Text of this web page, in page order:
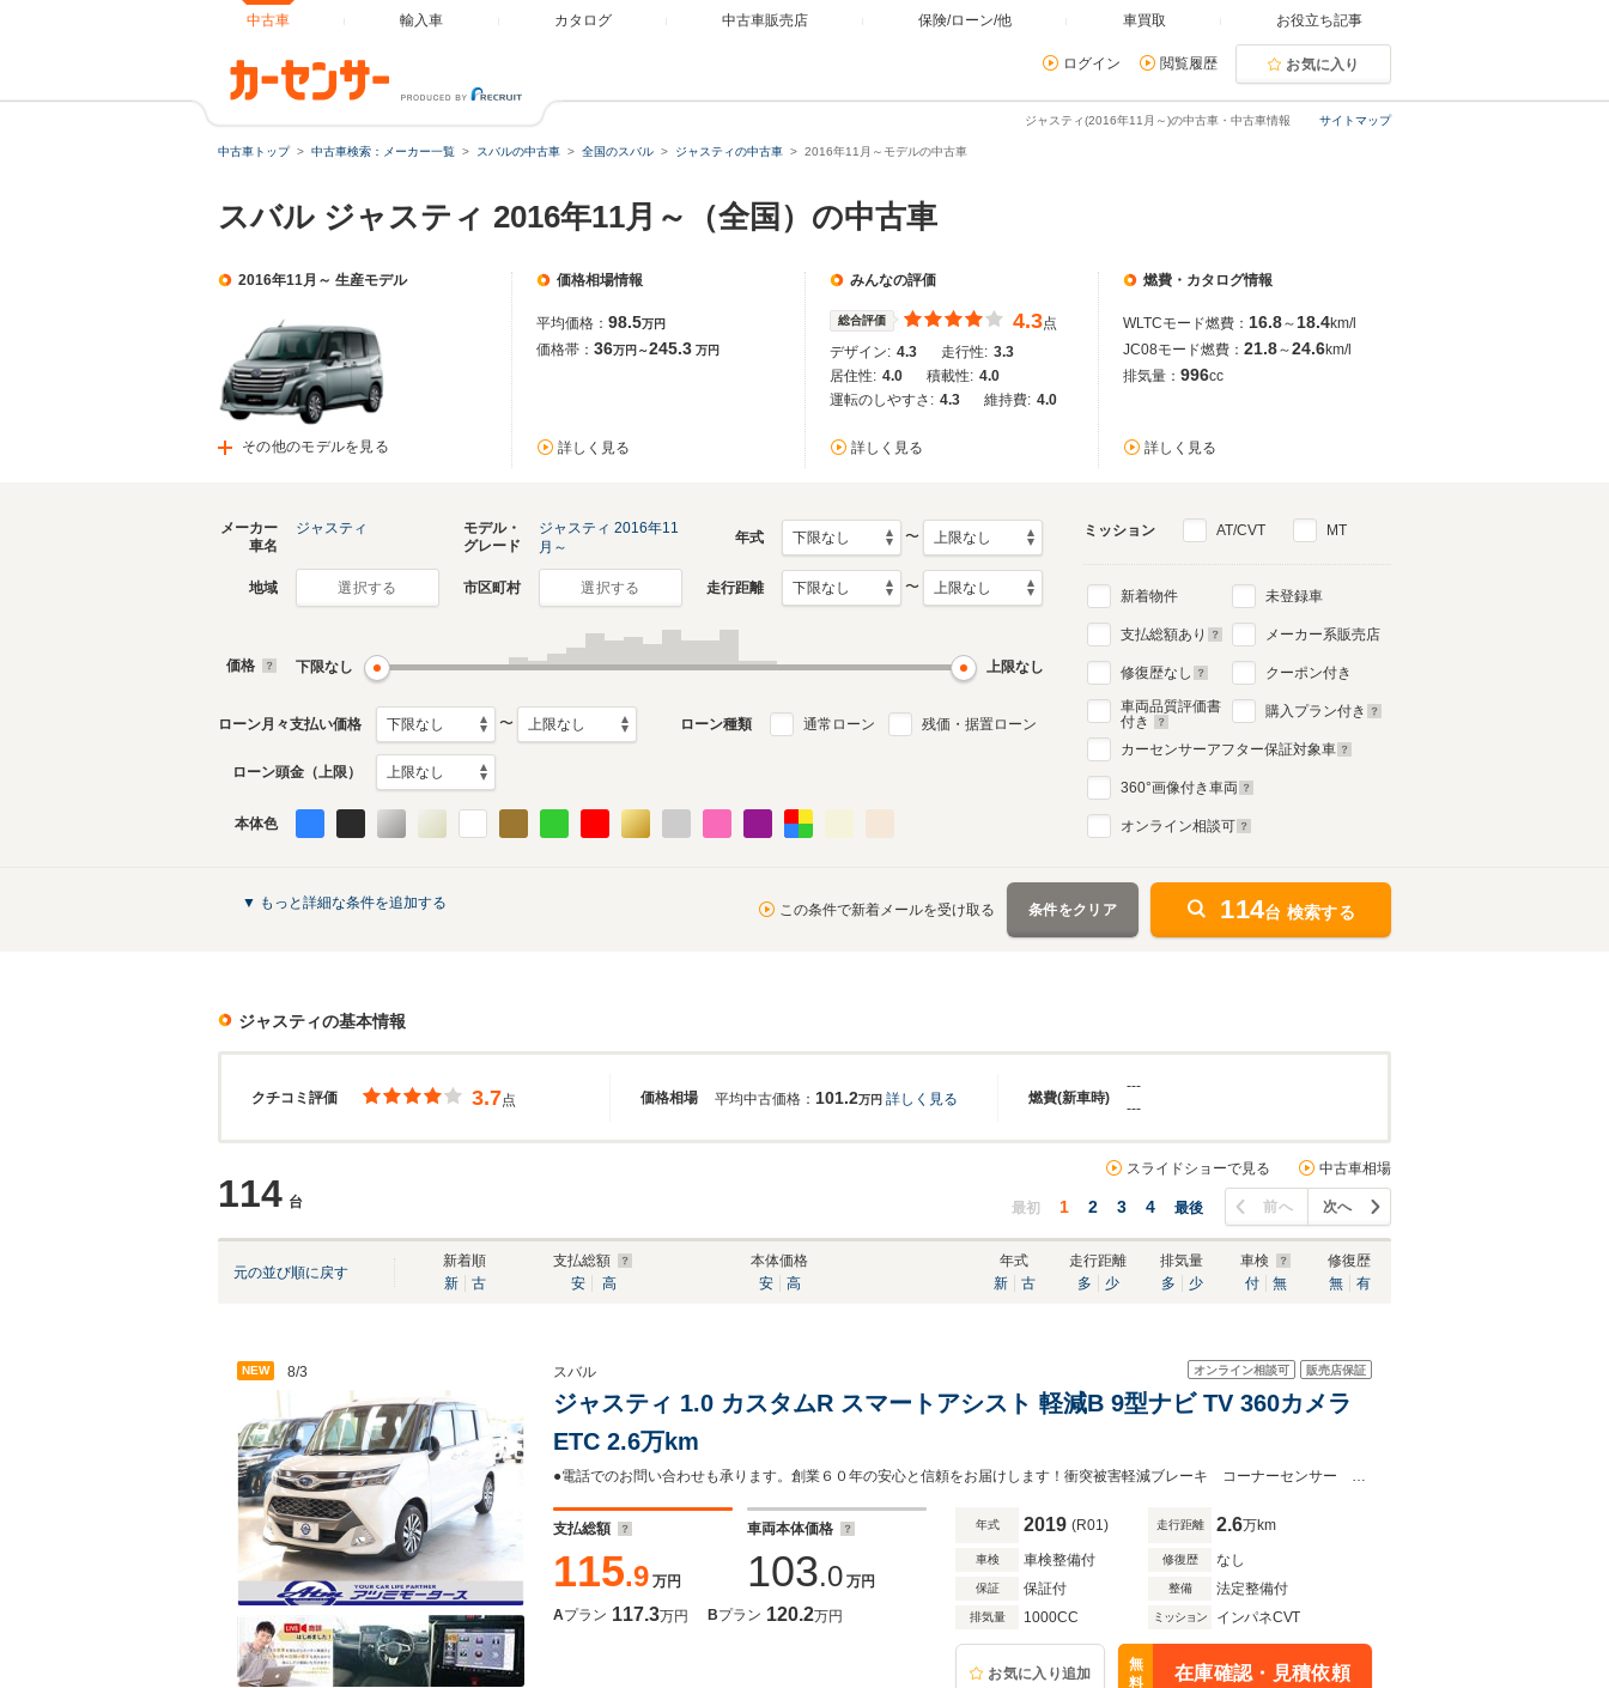
中古車 輸入車 カタログ 中古車販売店 保険/ローン/他 車買取 お役立ち記事
ログイン 閲覧履歴 お気に入り
サイトマップ
ジャスティ(2016年11月～)の中古車・中古車情報
中古車トップ 中古車検索：メーカー一覧 スバルの中古車 全国のスバル ジャスティの中古車 2016年11月～モデルの中古車
スバル ジャスティ 2016年11月～（全国）の中古車
2016年11月～ 生産モデル
その他のモデルを見る
価格相場情報
平均価格： 98.5万円
価格帯： 36万円～245.3 万円
詳しく見る
みんなの評価
総合評価 4.3点
デザイン: 4.3 走行性: 3.3
居住性: 4.0 積載性: 4.0
運転のしやすさ: 4.3 維持費: 4.0
詳しく見る
燃費・カタログ情報
WLTCモード燃費： 16.8～ 18.4km/l
JC08モード燃費： 21.8～24.6km/l
排気量： 996cc
詳しく見る
1984年2月～1994年12月
生産モデル
ジャスティのカタログを見る
メーカー
車名
ジャスティ
モデル・
グレード
ジャスティ 2016年11
月～
年式 〜
地域 選択する 市区町村 選択する 走行距離 〜
価格 下限なし 上限なし
ローン月々支払い価格 〜 ローン種類 通常ローン 残価・据置ローン
ローン頭金（上限）
本体色
ミッション AT/CVT MT
新着物件
支払総額あり
修復歴なし
車両品質評価書
付き
未登録車
メーカー系販売店
クーポン付き
購入プラン付き
カーセンサーアフター保証対象車
360°画像付き車両
オンライン相談可
▼ もっと詳細な条件を追加する この条件で新着メールを受け取る 条件をクリア 114台 検索する
ジャスティの基本情報
クチコミ評価 価格相場 燃費(新車時)
3.7点 平均中古価格： 101.2万円 詳しく見る
---
---
114 台
スライドショーで見る 中古車相場
最初 1 2 3 4 最後 前へ 次へ
元の並び順に戻す
新着順
新
古
支払総額
安
高
本体価格
安
高
年式
新
古
走行距離
多
少
排気量
多
少
車検
付
無
修復歴
無
有
NEW 8/3 オンライン相談可 販売店保証
スバル
ジャスティ 1.0 カスタムR スマートアシスト 軽減B 9型ナビ TV 360カメラ
ETC 2.6万km
●電話でのお問い合わせも承ります。創業６０年の安心と信頼をお届けします！衝突被害軽減ブレーキ コーナーセンサー ＬＥＤヘッドライト 両側パワースライドドア シートヒーター
支払総額
115.9 万円
車両本体価格
103.0 万円
Aプラン 117.3万円 Bプラン 120.2万円
年式 2019 (R01) 走行距離 2.6万km
車検 車検整備付 修復歴 なし
保証 保証付 整備 法定整備付
排気量 1000CC ミッション インパネCVT
お気に入り追加
無
料
在庫確認・見積依頼